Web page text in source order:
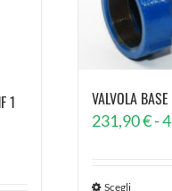
1
VALVOLA BASE
231,90€-
Scegli